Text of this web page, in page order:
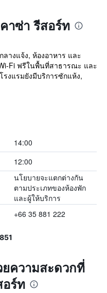
าซ่า รีสอร์ท
างแจ้ง, ห้องอาหาร และ
Fi ฟรีในพื้นที่สาธารณะ และ
งแรมยังมีบริการซักแห้ง,
14:00
12:00
นโยบายจะแตกต่างกัน
ตามประเภทของห้องพัก
และผู้ให้บริการ
+66 35 881 222
ความสะดวกที่
อร์ท